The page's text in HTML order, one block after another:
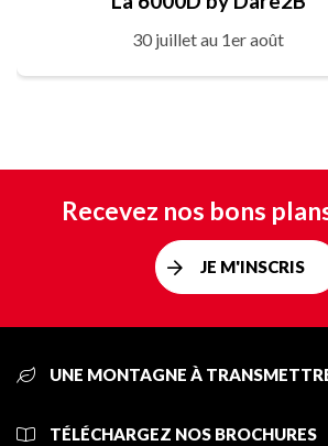
30 juillet au 1er août
Recevez nos bons
JE M'INSCRIS
UNE MONTAGNE À
TÉLÉCHARGEZ NOS BROCHURES